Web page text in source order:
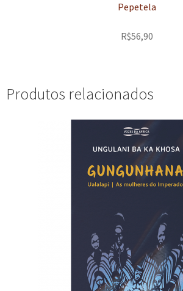
Pepetela
R$56,90
Produtos relacionados